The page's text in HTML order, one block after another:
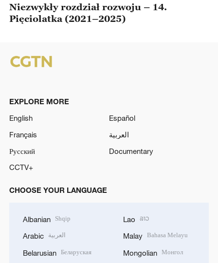
Niezwykły rozdział rozwoju – 14.
Pięciolatka (2021–2025)
EXPLORE MORE
English
Español
Français
العربية
Русский
Documentary
CCTV+
CHOOSE YOUR LANGUAGE
Albanian Shqip
Arabic العربية
Belarusian Беларуская
Lao ລາວ
Malay Bahasa Melayu
Mongolian Монгол